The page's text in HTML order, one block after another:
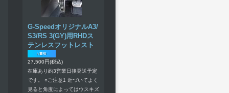
G-SpeedオリジナルA3/
S3/RS 3(GY)用RHDス
テンレスフットレスト
27,500円(税込)
在庫あり約3営業日後発送予定
です。 ○ご注意1 近づいてよく
見ると角度によってはウスキズ